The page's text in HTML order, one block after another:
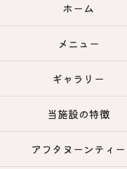
ホーム
メニュー
ギャラリー
当施設の特徴
アフタヌーンティー